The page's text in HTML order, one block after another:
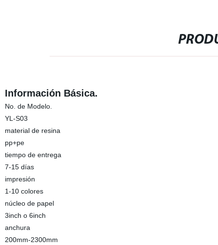
Información Básica.
No. de Modelo.
YL-S03
material de resina
pp+pe
tiempo de entrega
7-15 días
impresión
1-10 colores
núcleo de papel
3inch o 6inch
anchura
200mm-2300mm